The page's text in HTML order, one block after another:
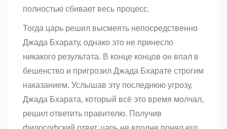
полностью сбивает весь процесс.
Тогда царь решил высмеять непосредственно
Джада Бхарату, однако это не принесло
никакого результата. В конце концов он впал в
бешенство и пригрозил Джада Бхарате строгим
наказанием. Услышав эту последнюю угрозу,
Джада Бхарата, который всё это время молчал,
решил ответить правителю. Получив